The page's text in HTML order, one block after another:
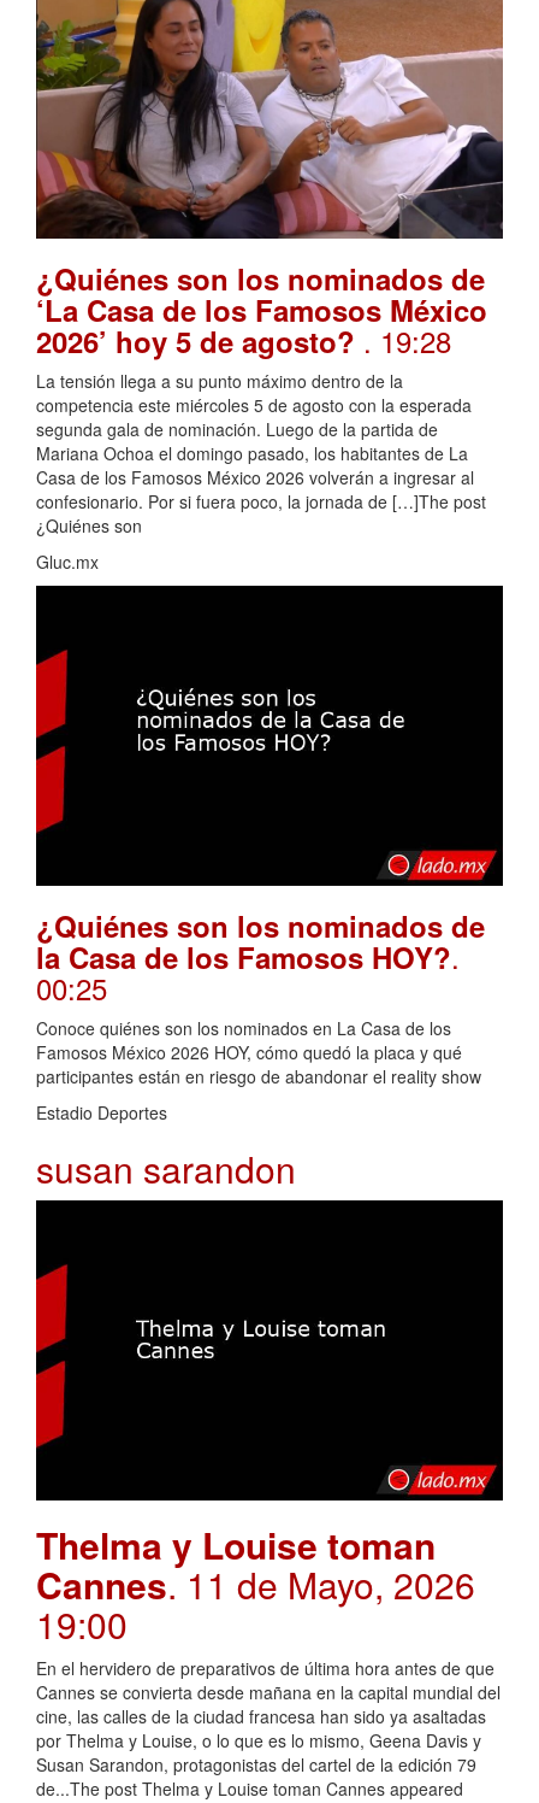
¿Quiénes son los nominados de
‘La Casa de los Famosos México
2026’ hoy 5 de agosto? . 19:28
La tensión llega a su punto máximo dentro de la
competencia este miércoles 5 de agosto con la esperada
segunda gala de nominación. Luego de la partida de
Mariana Ochoa el domingo pasado, los habitantes de La
Casa de los Famosos México 2026 volverán a ingresar al
confesionario. Por si fuera poco, la jornada de […]The post
¿Quiénes son
Gluc.mx
¿Quiénes son los nominados de
la Casa de los Famosos HOY?.
00:25
Conoce quiénes son los nominados en La Casa de los
Famosos México 2026 HOY, cómo quedó la placa y qué
participantes están en riesgo de abandonar el reality show
Estadio Deportes
susan sarandon
Thelma y Louise toman
Cannes. 11 de Mayo, 2026
19:00
En el hervidero de preparativos de última hora antes de que
Cannes se convierta desde mañana en la capital mundial del
cine, las calles de la ciudad francesa han sido ya asaltadas
por Thelma y Louise, o lo que es lo mismo, Geena Davis y
Susan Sarandon, protagonistas del cartel de la edición 79
de...The post Thelma y Louise toman Cannes appeared